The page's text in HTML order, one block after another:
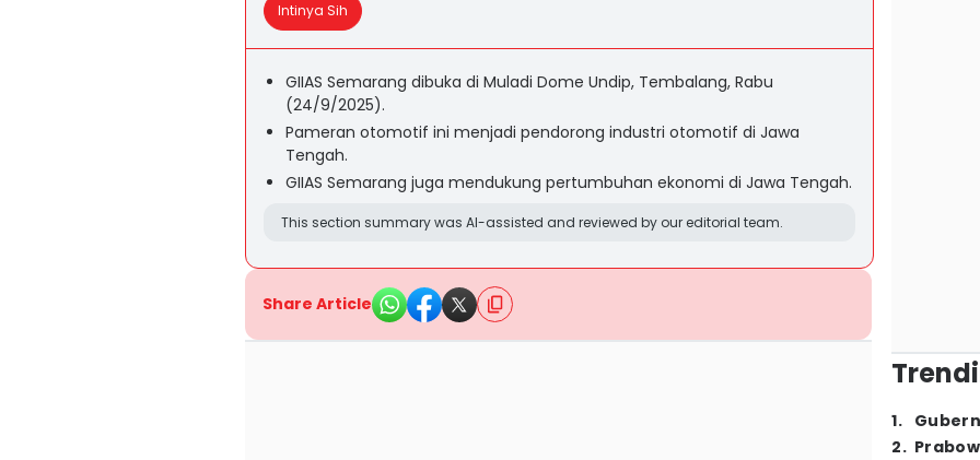
Intinya Sih
GIIAS Semarang dibuka di Muladi Dome Undip, Tembalang, Rabu
(24/9/2025).
Pameran otomotif ini menjadi pendorong industri otomotif di Jawa
Tengah.
GIIAS Semarang juga mendukung pertumbuhan ekonomi di Jawa Tengah.
This section summary was AI-assisted and reviewed by our editorial team.
Share Article
1.
2.